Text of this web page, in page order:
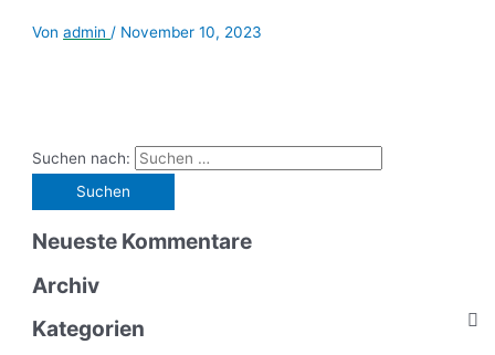
Vonadmin/ November 10, 2023
Suchen nach:
Neueste Kommentare
Archiv
Kategorien